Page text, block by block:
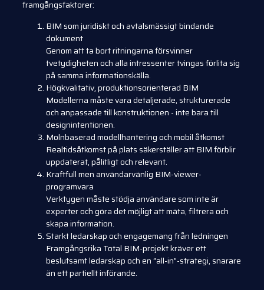
framgångsfaktorer:
BIM som juridiskt och avtalsmässigt bindande
dokument
Genom att ta bort ritningarna försvinner
tvetydigheten och alla intressenter tvingas förlita sig
på samma informationskälla.
Högkvalitativ, produktionsorienterad BIM
Modellerna måste vara detaljerade, strukturerade
och anpassade till konstruktionen - inte bara till
designintentionen.
Molnbaserad modellhantering och mobil åtkomst
Realtidsåtkomst på plats säkerställer att BIM förblir
uppdaterat, pålitligt och relevant.
Kraftfull men användarvänlig BIM-viewer-
programvara
Verktygen måste stödja användare som inte är
experter och göra det möjligt att mäta, filtrera och
skapa information.
Starkt ledarskap och engagemang från ledningen
Framgångsrika Total BIM-projekt kräver ett
beslutsamt ledarskap och en “all-in”-strategi, snarare
än ett partiellt införande.